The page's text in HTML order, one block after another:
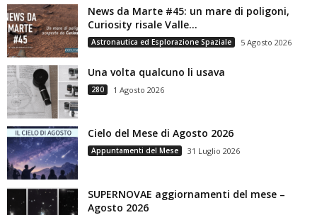
News da Marte #45: un mare di poligoni,
Curiosity risale Valle...
Astronautica ed Esplorazione Spaziale 5 Agosto 2026
Una volta qualcuno li usava
280 1 Agosto 2026
Cielo del Mese di Agosto 2026
Appuntamenti del Mese 31 Luglio 2026
SUPERNOVAE aggiornamenti del mese –
Agosto 2026